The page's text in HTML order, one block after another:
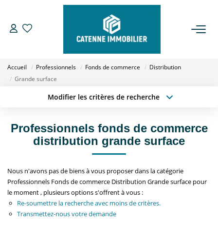
GESTION
NOTRE AGENCE
Qui Sommes Nous
Notre Équipe
Nous Rejoindre
Accueil Professionnels Fonds de commerce
Distribution
Grande surface
Modifier les critères de recherche
Type de bien
Budget max Plus de critères
Professionnels fonds de commerce
distribution grande surface
Nous n'avons pas de biens à vous proposer dans la catégorie
Professionnels Fonds de commerce Distribution Grande surface pour
le moment , plusieurs options s'offrent à vous :
Re-soumettre la recherche avec moins de critères.
Transmettez-nous votre demande